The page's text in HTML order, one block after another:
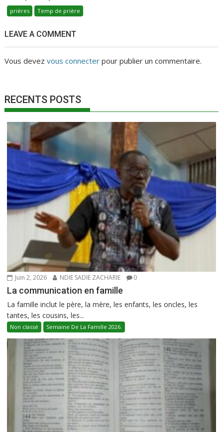
prières Temp de prière
LEAVE A COMMENT
Vous devezvous connecter pour publier un commentaire.
RECENTS POSTS
Juin 2, 2026 NDIE SADIE ZACHARIE 0
La communication en famille
La famille inclut le père, la mère, les enfants, les oncles, les
tantes, les cousins, les...
Non classé Semaine De La Famille 2026.